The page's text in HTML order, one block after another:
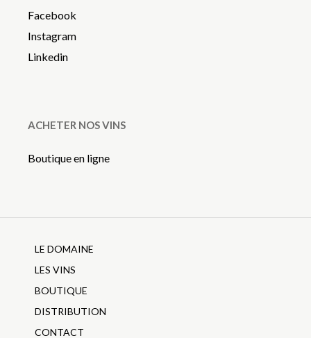
Facebook
Instagram
Linkedin
ACHETER NOS VINS
Boutique en ligne
LE DOMAINE
LES VINS
BOUTIQUE
DISTRIBUTION
CONTACT